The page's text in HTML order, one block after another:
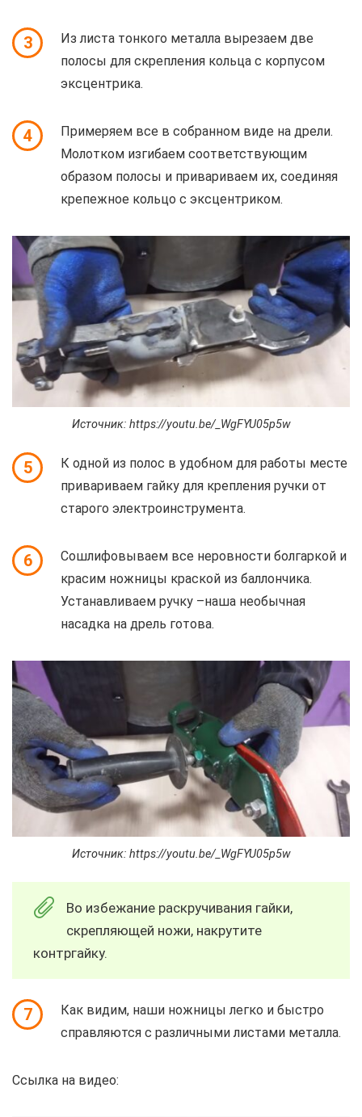
3
Из листа тонкого металла вырезаем две
полосы для скрепления кольца с корпусом
эксцентрика.
4
Примеряем все в собранном виде на дрели.
Молотком изгибаем соответствующим
образом полосы и привариваем их, соединяя
крепежное кольцо с эксцентриком.
Источник: https://youtu.be/_WgFYU05p5w
5
К одной из полос в удобном для работы месте
привариваем гайку для крепления ручки от
старого электроинструмента.
6
Сошлифовываем все неровности болгаркой и
красим ножницы краской из баллончика.
Устанавливаем ручку –наша необычная
насадка на дрель готова.
Источник: https://youtu.be/_WgFYU05p5w
Во избежание раскручивания гайки,
скрепляющей ножи, накрутите
контргайку.
7
Как видим, наши ножницы легко и быстро
справляются с различными листами металла.
Ссылка на видео: